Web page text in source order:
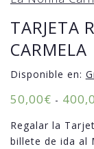
TARJETA
CARMELA
Disponible en:
50,00€ -
Regalar la
billete de ida al